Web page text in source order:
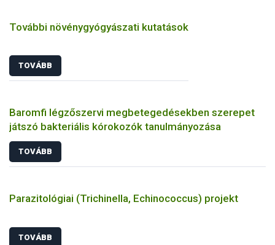
További növénygyógyászati kutatások
TOVÁBB
Baromfi légzőszervi megbetegedésekben szerepet
játszó bakteriális kórokozók tanulmányozása
TOVÁBB
Parazitológiai (Trichinella, Echinococcus) projekt
TOVÁBB